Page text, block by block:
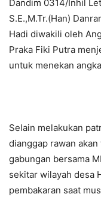
Dandim 0314/Inhil
S.E.,M.Tr.(Han)
Hadi diwakili oleh
Praka Fiki Putra
untuk menekan
Selain melakukan
dianggap rawan
gabungan bersama
sekitar wilayah desa
pembakaran saat